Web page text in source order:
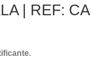
| REF: CA